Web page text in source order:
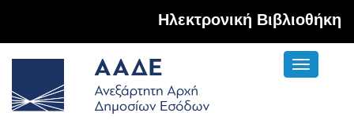
Hλεκτρονική Βιβλιοθήκη
Toggle